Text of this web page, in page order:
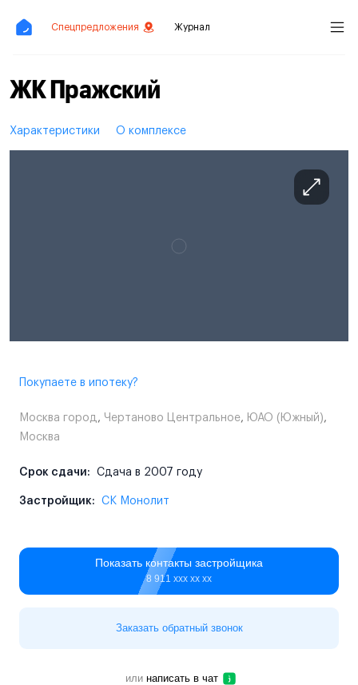
Спецпредложения Журнал
ЖК Пражский
Характеристики О комплексе
Покупаете в ипотеку?
Москва город , Чертаново Центральное, ЮАО (Южный),
Москва
Срок сдачи: Сдача в 2007 году
Застройщик: СК Монолит
Показать контакты застройщика
8 911 ххх хх хх
Заказать обратный звонок
или написать в чат